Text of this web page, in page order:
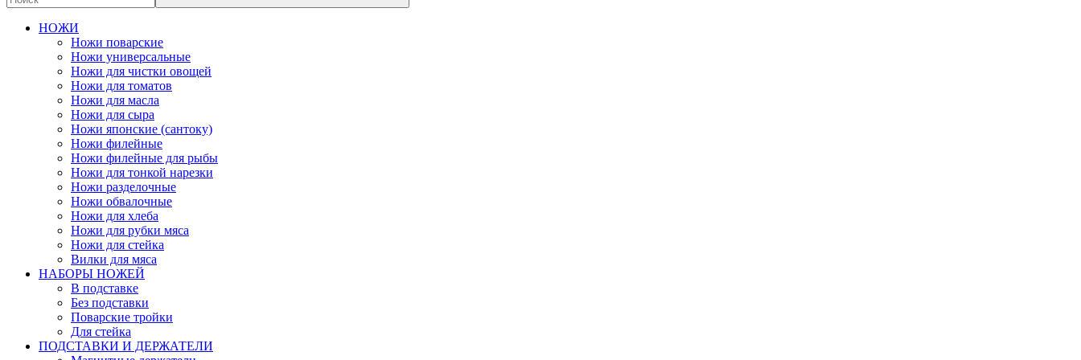
НОЖИ
Ножи поварские
Ножи универсальные
Ножи для чистки овощей
Ножи для томатов
Ножи для масла
Ножи для сыра
Ножи японские (сантоку)
Ножи филейные
Ножи филейные для рыбы
Ножи для тонкой нарезки
Ножи разделочные
Ножи обвалочные
Ножи для хлеба
Ножи для рубки мяса
Ножи для стейка
Вилки для мяса
НАБОРЫ НОЖЕЙ
В подставке
Без подставки
Поварские тройки
Для стейка
ПОДСТАВКИ И ДЕРЖАТЕЛИ